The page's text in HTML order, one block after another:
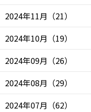
2024年11月 （21）
2024年10月 （19）
2024年09月 （26）
2024年08月 （29）
2024年07月 （62）